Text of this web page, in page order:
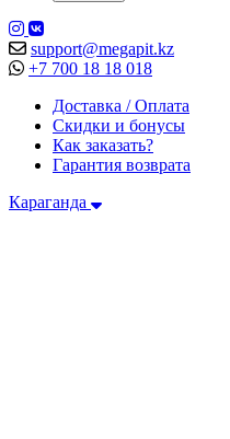
support@megapit.kz
+7 700 18 18 018
Доставка / Оплата
Скидки и бонусы
Как заказать?
Гарантия возврата
Караганда